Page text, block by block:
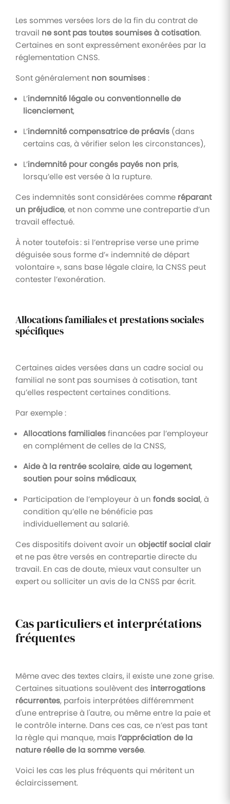
Les sommes versées lors de la fin du contrat de
travail ne sont pas toutes soumises à cotisation.
Certaines en sont expressément exonérées par la
réglementation CNSS.
Sont généralement non soumises:
L’indemnité légale ou conventionnelle de
licenciement,
L’indemnité compensatrice de préavis (dans
certains cas, à vérifier selon les circonstances),
L’indemnité pour congés payés non pris,
lorsqu’elle est versée à la rupture.
Ces indemnités sont considérées comme réparant
un préjudice, et non comme une contrepartie d’un
travail effectué.
À noter toutefois : si l’entreprise verse une prime
déguisée sous forme d’« indemnité de départ
volontaire », sans base légale claire, la CNSS peut
contester l’exonération.
Allocations familiales et prestations sociales
spécifiques
Certaines aides versées dans un cadre social ou
familial ne sont pas soumises à cotisation, tant
qu’elles respectent certaines conditions.
Par exemple :
Allocations familialesfinancées par l’employeur
en complément de celles de la CNSS,
Aide à la rentrée scolaire,aide au logement,
soutien pour soins médicaux,
Participation de l’employeur à un fonds social, à
condition qu’elle ne bénéficie pas
individuellement au salarié.
Ces dispositifs doivent avoir un objectif social clair
et ne pas être versés en contrepartie directe du
travail. En cas de doute, mieux vaut consulter un
expert ou solliciter un avis de la CNSS par écrit.
Cas particuliers et interprétations
fréquentes
Même avec des textes clairs, il existe une zone grise.
Certaines situations soulèvent des interrogations
récurrentes, parfois interprétées différemment
d'une entreprise à l'autre, ou même entre la paie et
le contrôle interne. Dans ces cas, ce n’est pas tant
la règle qui manque, mais l’appréciation de la
nature réelle de la somme versée.
Voici les cas les plus fréquents qui méritent un
éclaircissement.